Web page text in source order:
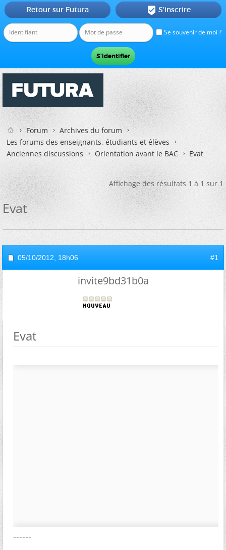
Se souvenir de moi ?
Retour sur Futura  S'inscrire
Forum
Archives du forum
Les forums des enseignants, étudiants et élèves
Anciennes discussions
Orientation avant le BAC Evat
Affichage des résultats 1 à 1 sur 1
Evat
05/10/2012, 18h06 #1
invite9bd31b0a
Evat
------